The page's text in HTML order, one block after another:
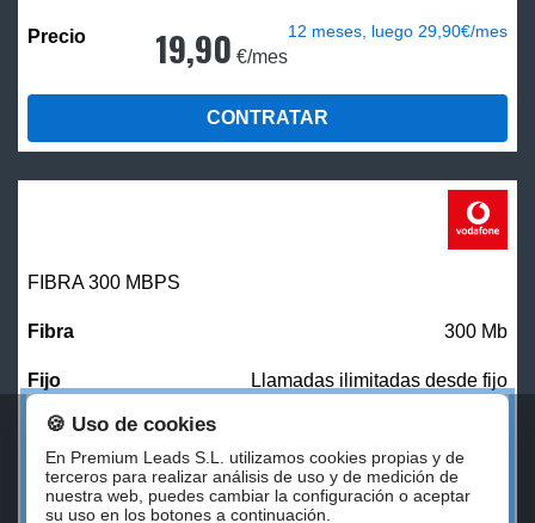
19,90 €/mes
12 meses, luego 29,90€/mes
CONTRATAR
FIBRA 300 MBPS
300 Mb
Llamadas ilimitadas desde fijo
27,00 €/mes
CONTRATAR
🍪 Uso de cookies
En Premium Leads S.L. utilizamos cookies propias y de
terceros para realizar análisis de uso y de medición de
nuestra web, puedes cambiar la configuración o aceptar
su uso en los botones a continuación.